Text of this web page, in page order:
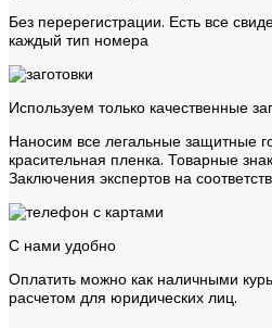
Без перерегистрации. Есть все
каждый тип номера
Используем только качественные
Наносим все легальные защитные
красительная пленка. Товарные
Заключения экспертов на
С нами удобно
Оплатить можно как наличными
расчетом для юридических лиц.